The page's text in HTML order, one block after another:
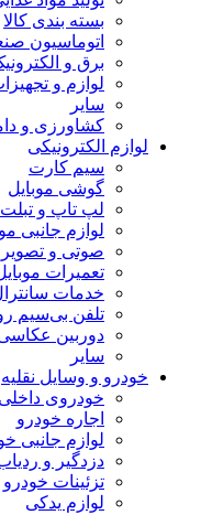
بسته بندی کالا
اتوماسیون
برق و
لوازم و
سایر
کشاورزی و
لوازم الکترونیکی
سیم کارت
گوشی موبایل
لپ تاپ و تبلت
لوازم جانبی
صوتی و
تعمیرات
خدمات
تلفن بی‌سیم
دوربین
سایر
خودرو و وسایل نقلیه
خودروی
اجاره خودرو
لوازم جانبی
دزدگیر و
تزئینات خودرو
لوازم یدکی